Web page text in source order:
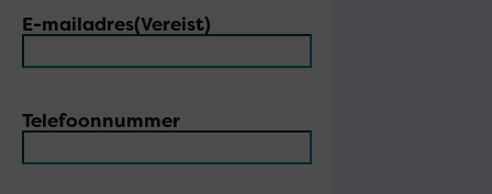
E-mailadres(Vereist)
Telefoonnummer